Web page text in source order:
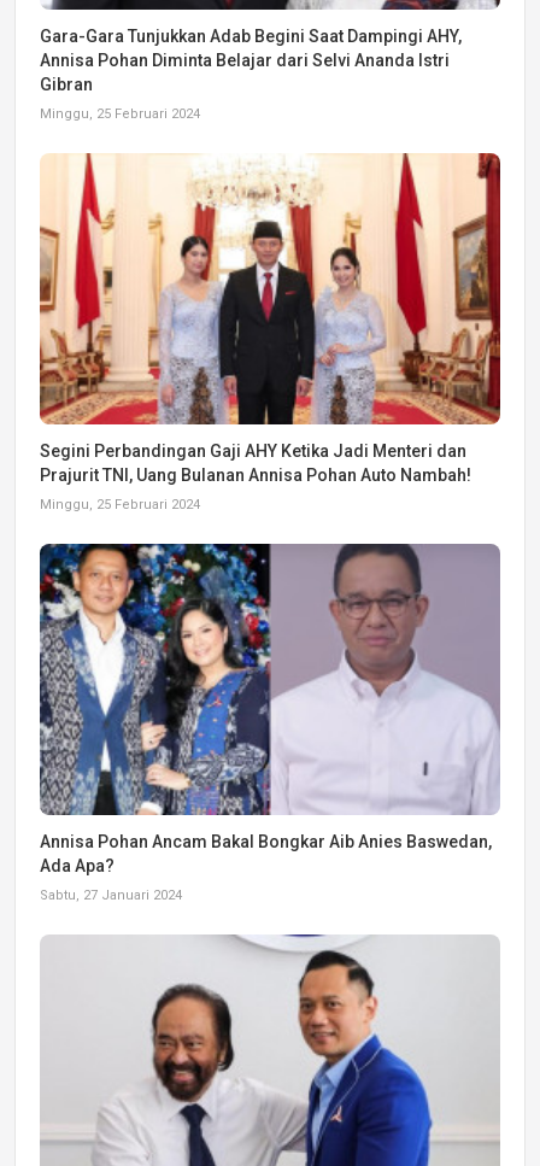
Gara-Gara Tunjukkan Adab Begini Saat Dampingi AHY,
Annisa Pohan Diminta Belajar dari Selvi Ananda Istri
Gibran
Minggu, 25 Februari 2024
Segini Perbandingan Gaji AHY Ketika Jadi Menteri dan
Prajurit TNI, Uang Bulanan Annisa Pohan Auto Nambah!
Minggu, 25 Februari 2024
Annisa Pohan Ancam Bakal Bongkar Aib Anies Baswedan,
Ada Apa?
Sabtu, 27 Januari 2024